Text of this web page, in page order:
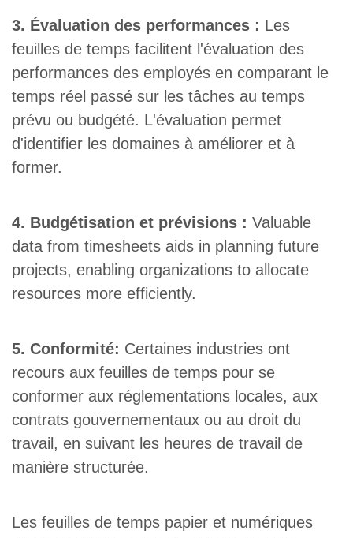
3. Évaluation des performances : Les
feuilles de temps facilitent l'évaluation des
performances des employés en comparant le
temps réel passé sur les tâches au temps
prévu ou budgété. L'évaluation permet
d'identifier les domaines à améliorer et à
former.
4. Budgétisation et prévisions : Valuable
data from timesheets aids in planning future
projects, enabling organizations to allocate
resources more efficiently.
5. Conformité: Certaines industries ont
recours aux feuilles de temps pour se
conformer aux réglementations locales, aux
contrats gouvernementaux ou au droit du
travail, en suivant les heures de travail de
manière structurée.
Les feuilles de temps papier et numériques